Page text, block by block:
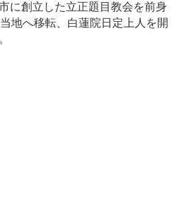
に創立した立正題目教会を前身
地へ移転、白蓮院日定上人を開